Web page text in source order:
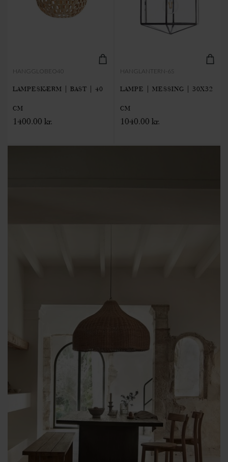
HANGGLOBEO40
LAMPESKÆRM | BAST | 40
CM
1400.00 kr.
HANGLANTERN-6S
LAMPE | MESSING | 30X32
CM
1040.00 kr.